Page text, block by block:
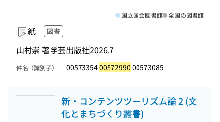
紙 図書
山村崇 著学芸出版社2026.7
国立国会図書館 全国の図書館
件名（識別子） 0057335400572990 00573085
新・コンテンツツーリズム論 2 (文
化とまちづくり叢書)